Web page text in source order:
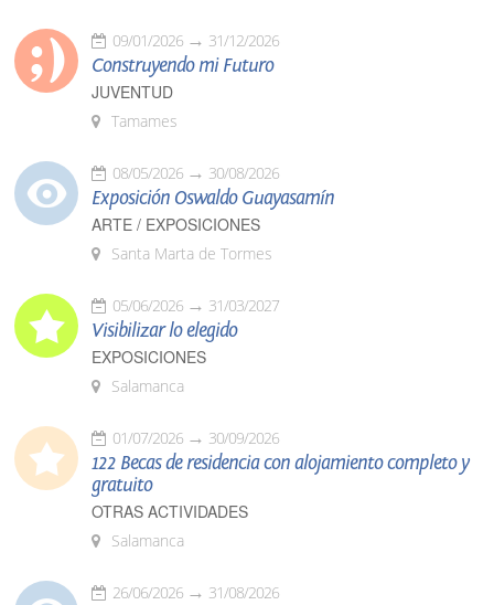
09/01/2026 31/12/2026
Construyendo mi Futuro
JUVENTUD
Tamames
08/05/2026 30/08/2026
Exposición Oswaldo Guayasamín
ARTE / EXPOSICIONES
Santa Marta de Tormes
05/06/2026 31/03/2027
Visibilizar lo elegido
EXPOSICIONES
Salamanca
01/07/2026 30/09/2026
122 Becas de residencia con alojamiento completo y
gratuito
OTRAS ACTIVIDADES
Salamanca
26/06/2026 31/08/2026